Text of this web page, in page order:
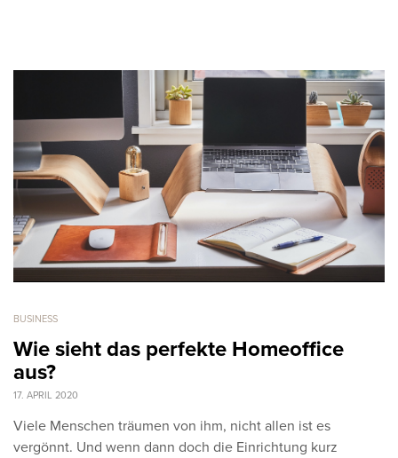
BUSINESS
Wie sieht das perfekte Homeoffice
aus?
17. APRIL 2020
Viele Menschen träumen von ihm, nicht allen ist es
vergönnt. Und wenn dann doch die Einrichtung kurz